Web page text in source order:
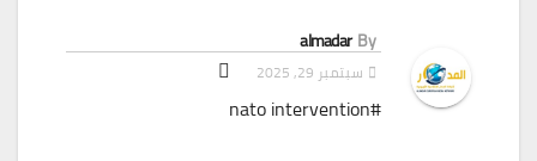
By
almadar
سبتمبر 29, 2025
#nato intervention